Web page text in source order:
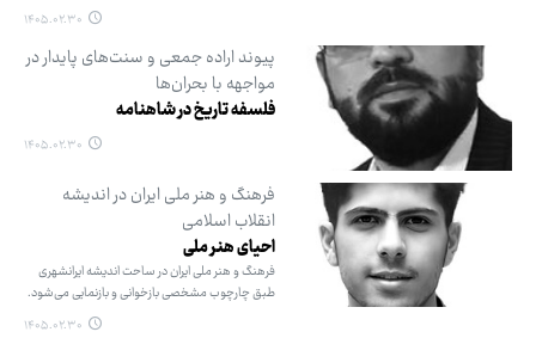
۱۴۰۵.۰۲.۳۰
پیوند اراده جمعی و سنت‌های پایدار در
مواجهه با بحران‌ها
فلسفه تاریخ در شاهنامه
۱۴۰۵.۰۲.۳۰
فرهنگ و هنر ملی ایران در اندیشه
انقلاب اسلامی
احیای هنر ملی
فرهنگ و هنر ملی ایران در ساحت اندیشه ایرانشهری
طبق چارچوب مشخصی بازخوانی و بازنمایی می‌شود.
۱۴۰۵.۰۲.۳۰